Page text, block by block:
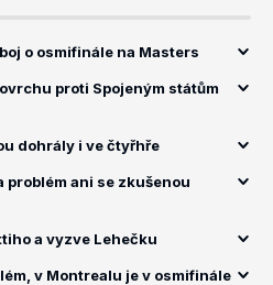
o osmifinále na Masters
proti Spojeným státům
dohrály i ve čtyřhře
problém ani se zkušenou
a vyzve Lehečku
v Montrealu je v osmifinále